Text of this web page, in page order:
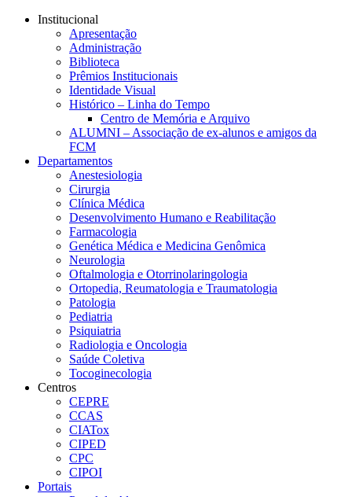
Conteúdo principal
Institucional
Apresentação
Administração
Biblioteca
Prêmios Institucionais
Identidade Visual
Histórico – Linha do Tempo
Centro de Memória e Arquivo
ALUMNI – Associação de ex-alunos e amigos da
FCM
Departamentos
Anestesiologia
Cirurgia
Clínica Médica
Desenvolvimento Humano e Reabilitação
Farmacologia
Genética Médica e Medicina Genômica
Neurologia
Oftalmologia e Otorrinolaringologia
Ortopedia, Reumatologia e Traumatologia
Patologia
Pediatria
Psiquiatria
Radiologia e Oncologia
Saúde Coletiva
Tocoginecologia
Centros
CEPRE
CCAS
CIATox
CIPED
CPC
CIPOI
Portais